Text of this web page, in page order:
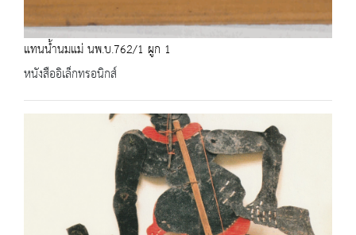
แทนน้ำนมแม่ นพ.บ.762/1 ผูก 1
หนังสืออิเล็กทรอนิกส์